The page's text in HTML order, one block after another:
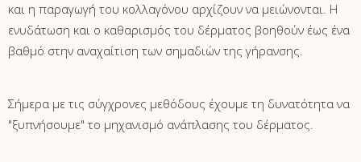
και η παραγωγή του κολλαγόνου αρχίζουν να μειώνονται. Η
ενυδάτωση και ο καθαρισμός του δέρματος βοηθούν έως ένα
βαθμό στην αναχαίτιση των σημαδιών της γήρανσης.
Σήμερα με τις σύγχρονες μεθόδους έχουμε τη δυνατότητα να
"ξυπνήσουμε" το μηχανισμό ανάπλασης του δέρματος.